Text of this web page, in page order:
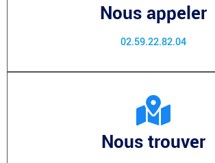
Nous appeler
02.59.22.82.04
Nous trouver